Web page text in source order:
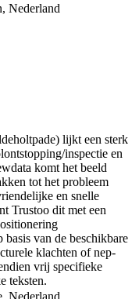
Nederland
lijkt een sterk
inspectie en
komt het beeld
tot het probleem
en snelle
Trustoo dit met een
basis van de beschikbare
klachten of nep-
vrij specifieke
teksten.
Nederland